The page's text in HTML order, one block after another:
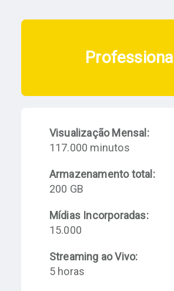
Professional
Visualização Mensal:
117.000 minutos
Armazenamento total:
200 GB
Mídias Incorporadas:
15.000
Streaming ao Vivo:
5 horas